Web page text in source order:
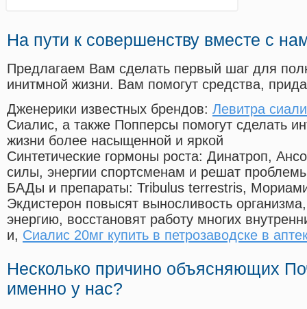
На пути к совершенству вместе с
Предлагаем Вам сделать первый шаг для
инитмной жизни. Вам помогут средства,
Дженерики известных брендов: Левитра
Сиалис, а также Попперсы помогут сделать
жизни более насыщенной и яркой
Синтетические гормоны роста: Динатроп,
силы, энергии спортсменам и решат
БАДы и препараты: Tribulus terrestris,
Экдистерон повысят выносливость
энергию, восстановят работу многих
и, Сиалис 20мг купить в петрозаводске в
Несколько причино объясняющих
именно у нас?